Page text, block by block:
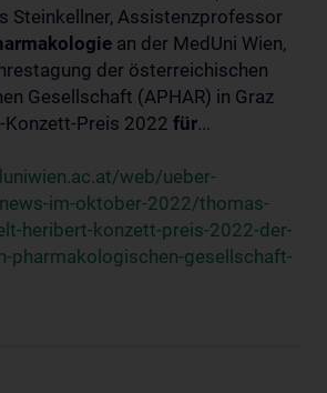
Steinkellner, Assistenzprofessor
an der MedUni Wien,
der österreichischen
Gesellschaft (APHAR) in Graz
Preis 2022 für...
web/ueber-
im-oktober-2022/thomas-
heribert-konzett-preis-2022-der-
pharmakologischen-gesellschaft-